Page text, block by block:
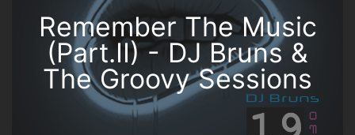
Remember The Music
(Part.II) - DJ Bruns &
The Groovy Sessions